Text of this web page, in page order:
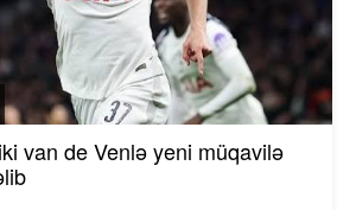
van de Venlə yeni müqavilə